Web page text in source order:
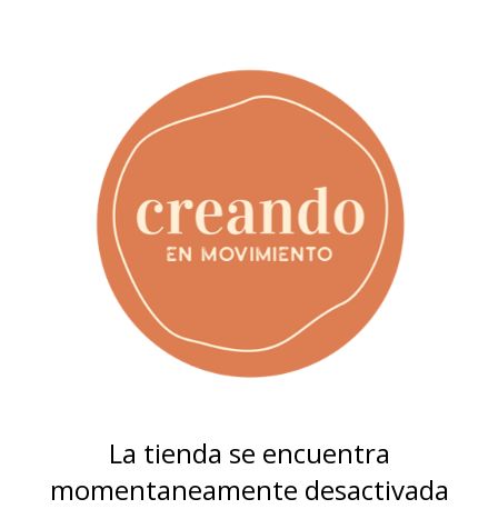
La tienda se encuentra
momentaneamente desactivada